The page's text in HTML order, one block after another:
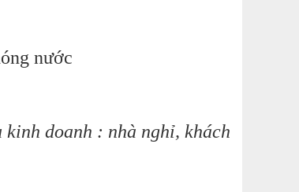
nước
doanh : nhà nghỉ, khách